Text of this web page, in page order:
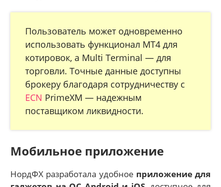
Пользователь может одновременно
использовать функционал MT4 для
котировок, а Multi Terminal — для
торговли. Точные данные доступны
брокеру благодаря сотрудничеству с
ECN PrimeXM — надежным
поставщиком ликвидности.
Мобильное приложение
НордФХ разработала удобное приложение для